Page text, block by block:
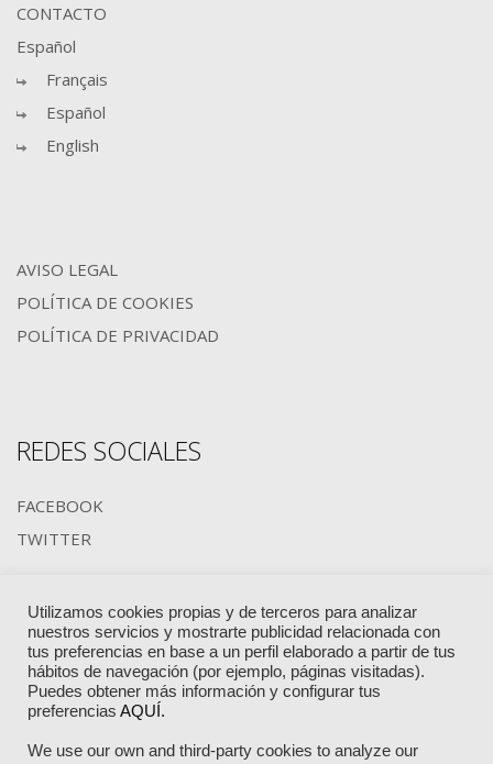
CONTACTO
Español
Français
Español
English
AVISO LEGAL
POLÍTICA DE COOKIES
POLÍTICA DE PRIVACIDAD
REDES SOCIALES
FACEBOOK
TWITTER
MIEMBROS DE:
Utilizamos cookies propias y de terceros para analizar
nuestros servicios y mostrarte publicidad relacionada con
tus preferencias en base a un perfil elaborado a partir de tus
hábitos de navegación (por ejemplo, páginas visitadas).
Puedes obtener más información y configurar tus
preferencias AQUÍ.
We use our own and third-party cookies to analyze our